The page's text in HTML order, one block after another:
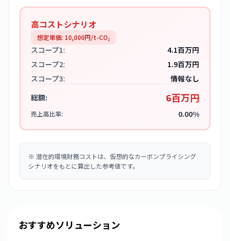
高コストシナリオ
想定単価: 10,000円/t-CO₂
スコープ1:
4.1百万円
スコープ2:
1.9百万円
スコープ3:
情報なし
総額:
6百万円
売上高比率: 0.00%
※ 潜在的環境財務コストは、仮想的なカーボンプライシング
シナリオをもとに算出した参考値です。
おすすめソリューション